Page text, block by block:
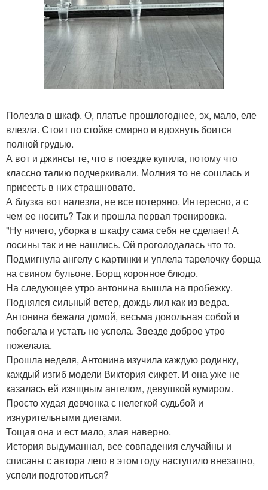
Полезла в шкаф. О, платье прошлогоднее, эх, мало, еле
влезла. Стоит по стойке смирно и вдохнуть боится
полной грудью.
А вот и джинсы те, что в поездке купила, потому что
классно талию подчеркивали. Молния то не сошлась и
присесть в них страшновато.
А блузка вот налезла, не все потеряно. Интересно, а с
чем ее носить? Так и прошла первая тренировка.
"Ну ничего, уборка в шкафу сама себя не сделает! А
лосины так и не нашлись. Ой проголодалась что то.
Подмигнула ангелу с картинки и уплела тарелочку борща
на свином бульоне. Борщ коронное блюдо.
На следующее утро антонина вышла на пробежку.
Поднялся сильный ветер, дождь лил как из ведра.
Антонина бежала домой, весьма довольная собой и
побегала и устать не успела. Звезде доброе утро
пожелала.
Прошла неделя, Антонина изучила каждую родинку,
каждый изгиб модели Виктория сикрет. И она уже не
казалась ей изящным ангелом, девушкой кумиром.
Просто худая девчонка с нелегкой судьбой и
изнурительными диетами.
Тощая она и ест мало, злая наверно.
История выдуманная, все совпадения случайны и
списаны с автора лето в этом году наступило внезапно,
успели подготовиться?